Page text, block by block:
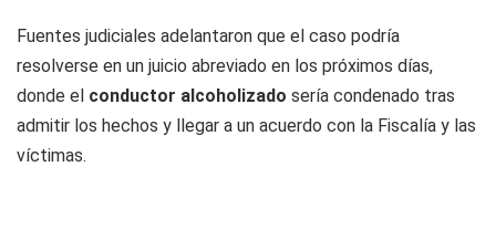
Fuentes judiciales adelantaron que el caso podría
resolverse en un juicio abreviado en los próximos días,
donde el conductor alcoholizado sería condenado tras
admitir los hechos y llegar a un acuerdo con la Fiscalía y las
víctimas.